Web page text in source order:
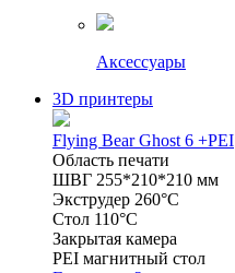
Аксессуары
3D принтеры
Flying Bear Ghost 6 +PEI
Область печати
ШВГ 255*210*210 мм
Экструдер 260°C
Стол 110°C
Закрытая камера
PEI магнитный стол